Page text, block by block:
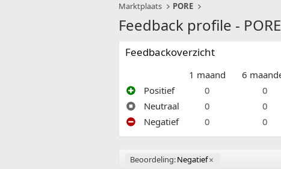
Marktplaats
PORE
Feedback profile - PORE
Feedbackoverzicht
1 maand 6
Positief
0 0
Neutraal
0 0
Negatief
0 0
Beoordeling:Negatief